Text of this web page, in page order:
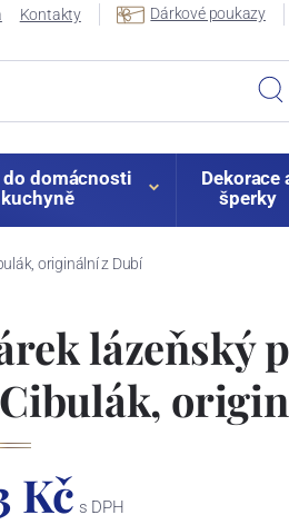
Kontakty Dárkové poukazy
do domácnosti
Dekorace
šperky
originální z Dubí
lázeňský
Kč s DPH